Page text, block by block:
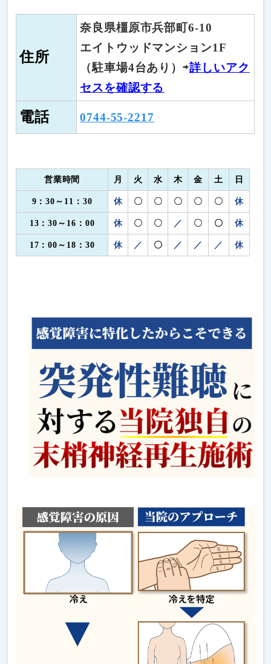
住所
奈良県橿原市兵部町6-10
エイトウッドマンション1F
（駐車場4台あり）⇨詳しいアク
セスを確認する
電話 0744-55-2217
営業時間 月 火 水 木 金 土 日
9：30～11：30 休 〇 〇 〇 〇 〇 休
13：30～16：00 休 〇 〇 ／ 〇 〇 休
17：00～18：30 休 ／ 〇 ／ ／ ／ 休